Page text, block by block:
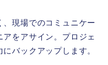
現場でのコミュニケー
をアサイン。プロジェ
バックアップします。